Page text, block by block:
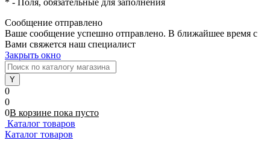
* - Поля, обязательные для заполнения
Сообщение отправлено
Ваше сообщение успешно отправлено. В ближайшее время с
Вами свяжется наш специалист
Закрыть окно
0
0
0В корзине пока пусто
Каталог товаров
Каталог товаров